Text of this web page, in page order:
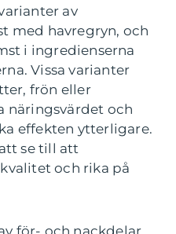
av
med havregryn, och
i ingredienserna
Vissa varianter
frön eller
näringsvärdet och
effekten ytterligare.
se till att
och rika på